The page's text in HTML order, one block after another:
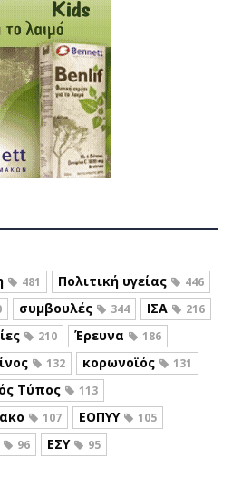
481 Πολιτική υγείας 446
συμβουλές 344 ΙΣΑ 216
210 Έρευνα 186
132 κορωνοϊός 131
Τύπος 113
107 ΕΟΠΥΥ 105
96 ΕΣΥ 95